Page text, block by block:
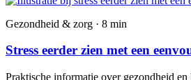
Gezondheid & zorg · 8 min
Stress eerder zien met een
Praktische informatie over gezondheid